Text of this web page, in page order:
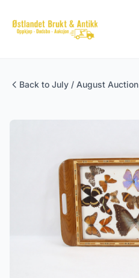
Back to July / August Auction